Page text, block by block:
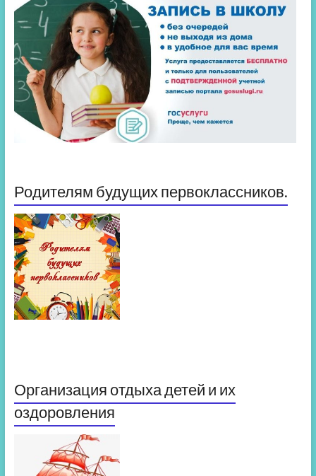
Родителям будущих первоклассников.
Организация отдыха детей и их
оздоровления